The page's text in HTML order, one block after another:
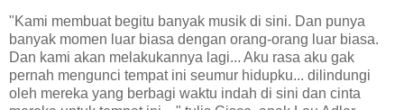
"Kami membuat begitu banyak musik di sini. Dan punya
banyak momen luar biasa dengan orang-orang luar biasa.
Dan kami akan melakukannya lagi... Aku rasa aku gak
pernah mengunci tempat ini seumur hidupku... dilindungi
oleh mereka yang berbagi waktu indah di sini dan cinta